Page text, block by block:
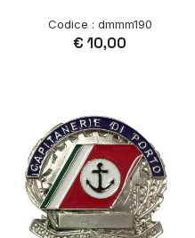
Codice : dmmm190
€ 10,00